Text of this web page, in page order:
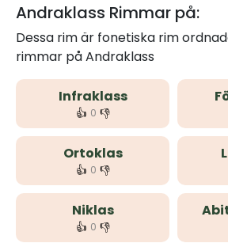
Andraklass Rimmar på:
Dessa rim är fonetiska rim
rimmar på Andraklass
Infraklass
👍 0 👎
Ortoklas
👍 0 👎
Niklas
👍 0 👎